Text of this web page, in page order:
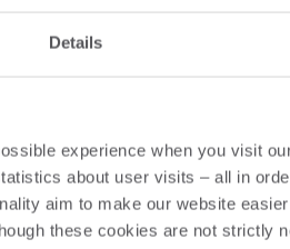
Details
experience when you visit
about user visits – all in
aim to make our website
these cookies are not strictly